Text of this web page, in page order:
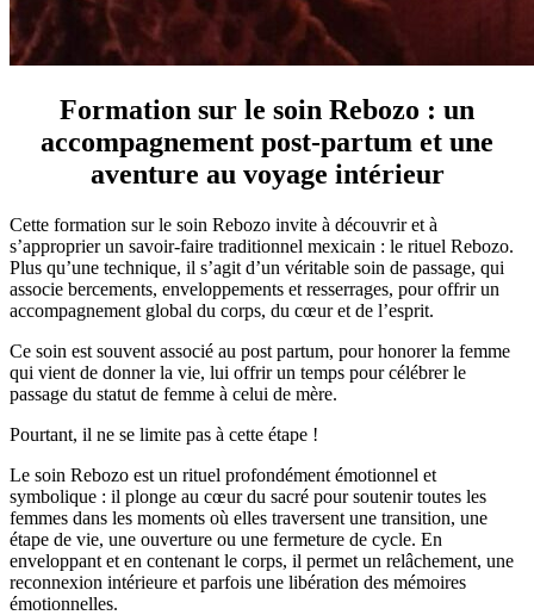
Formation sur le soin Rebozo : un
accompagnement post-partum et une
aventure au voyage intérieur
Cette formation sur le soin Rebozo invite à découvrir et à
s’approprier un savoir-faire traditionnel mexicain : le rituel Rebozo.
Plus qu’une technique, il s’agit d’un véritable soin de passage, qui
associe bercements, enveloppements et resserrages, pour offrir un
accompagnement global du corps, du cœur et de l’esprit.
Ce soin est souvent associé au post partum, pour honorer la femme
qui vient de donner la vie, lui offrir un temps pour célébrer le
passage du statut de femme à celui de mère.
Pourtant, il ne se limite pas à cette étape !
Le soin Rebozo est un rituel profondément émotionnel et
symbolique : il plonge au cœur du sacré pour soutenir toutes les
femmes dans les moments où elles traversent une transition, une
étape de vie, une ouverture ou une fermeture de cycle. En
enveloppant et en contenant le corps, il permet un relâchement, une
reconnexion intérieure et parfois une libération des mémoires
émotionnelles.